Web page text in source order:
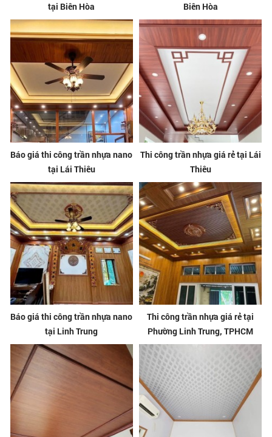
tại Biên Hòa
Biên Hòa
Báo giá thi công trần nhựa nano
tại Lái Thiêu
Thi công trần nhựa giá rẻ tại Lái
Thiêu
Báo giá thi công trần nhựa nano
tại Linh Trung
Thi công trần nhựa giá rẻ tại
Phường Linh Trung, TPHCM